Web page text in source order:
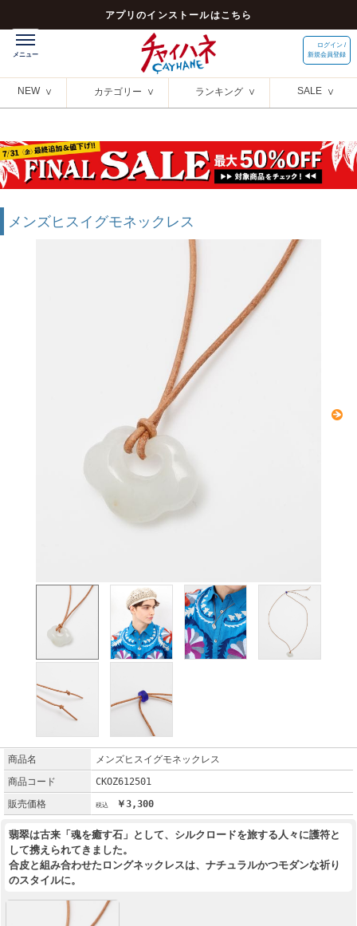
アプリのインストールはこちら
ログイン /
新規会員登録
NEW カテゴリー ランキング SALE
メンズヒスイグモネックレス
商品名
メンズヒスイグモネックレス
商品コード
CKOZ612501
販売価格
￥3,300
翡翠は古来「魂を癒す石」として、シルクロードを旅する人々に護符と
して携えられてきました。
合皮と組み合わせたロングネックレスは、ナチュラルかつモダンな祈り
のスタイルに。